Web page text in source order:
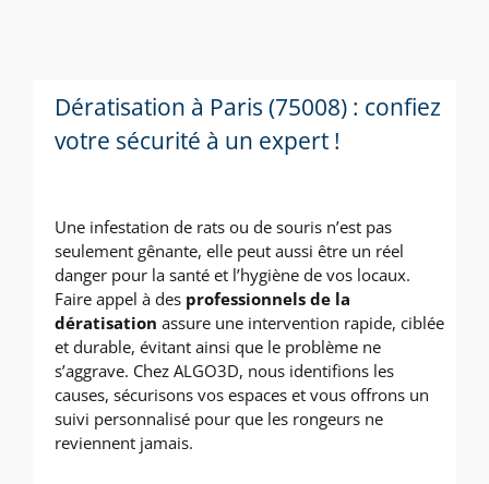
Dératisation à Paris (75008) : confiez
votre sécurité à un expert !
Une infestation de rats ou de souris n’est pas
seulement gênante, elle peut aussi être un réel
danger pour la santé et l’hygiène de vos locaux.
Faire appel à des professionnels de la
dératisation assure une intervention rapide, ciblée
et durable, évitant ainsi que le problème ne
s’aggrave. Chez ALGO3D, nous identifions les
causes, sécurisons vos espaces et vous offrons un
suivi personnalisé pour que les rongeurs ne
reviennent jamais.